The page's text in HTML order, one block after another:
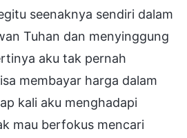
seenaknya sendiri dalam
Tuhan dan menyinggung
aku tak pernah
membayar harga dalam
kali aku menghadapi
mau berfokus mencari